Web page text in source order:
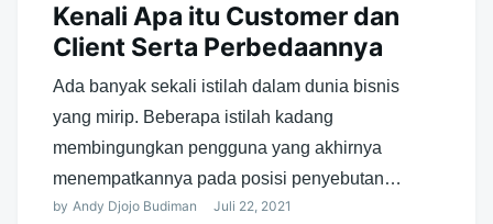
Kenali Apa itu Customer dan
Client Serta Perbedaannya
Ada banyak sekali istilah dalam dunia bisnis
yang mirip. Beberapa istilah kadang
membingungkan pengguna yang akhirnya
menempatkannya pada posisi penyebutan…
by Andy Djojo Budiman Juli 22, 2021